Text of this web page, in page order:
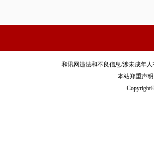
和讯网违法和不良信息/涉未成年人
本站郑重声